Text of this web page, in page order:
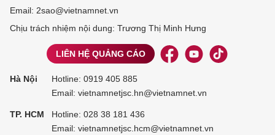
Email: 2sao@vietnamnet.vn
Chịu trách nhiệm nội dung: Trương Thị Minh Hưng
LIÊN HỆ QUẢNG CÁO
Hà Nội Hotline: 0919 405 885
Email: vietnamnetjsc.hn@vietnamnet.vn
TP. HCM Hotline: 028 38 181 436
Email: vietnamnetjsc.hcm@vietnamnet.vn